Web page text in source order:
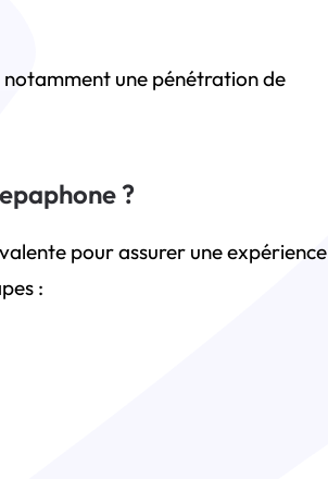
une pénétration de
?
pour assurer une expérience
: